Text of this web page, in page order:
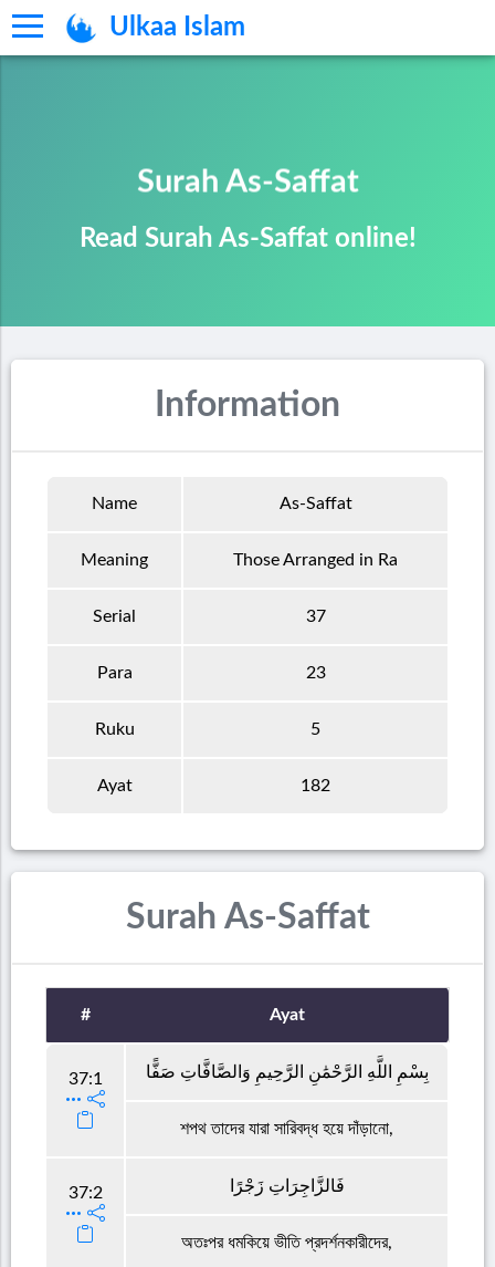
Ulkaa Islam
Surah As-Saffat
Read Surah As-Saffat online!
Information
Name As-Saffat
Meaning Those Arranged in Ra
Serial 37
Para 23
Ruku 5
Ayat 182
Surah As-Saffat
# Ayat
37:1 بِسْمِ اللَّهِ الرَّحْمَٰنِ الرَّحِيمِ وَالصَّافَّاتِ صَفًّا
শপথ তাদের যারা সারিবদ্ধ হয়ে দাঁড়ানো,
37:2 فَالزَّاجِرَاتِ زَجْرًا
অতঃপর ধমকিয়ে ভীতি প্রদর্শনকারীদের,